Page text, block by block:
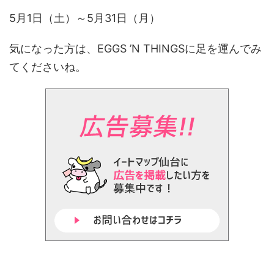
5月1日（土）～5月31日（月）
気になった方は、EGGS ’N THINGSに足を運んでみ
てくださいね。